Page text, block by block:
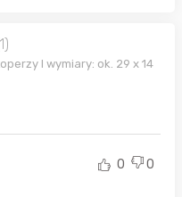
I wymiary: ok. 29 x 14
0 0